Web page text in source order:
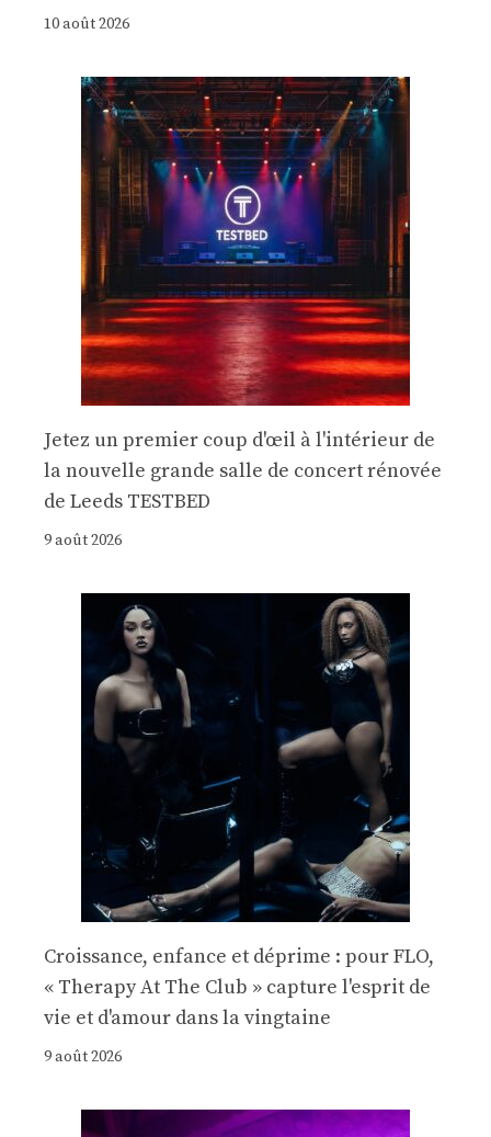
10 août 2026
Jetez un premier coup d'œil à l'intérieur de
la nouvelle grande salle de concert rénovée
de Leeds TESTBED
9 août 2026
Croissance, enfance et déprime : pour FLO,
« Therapy At The Club » capture l'esprit de
vie et d'amour dans la vingtaine
9 août 2026